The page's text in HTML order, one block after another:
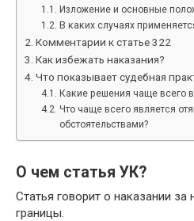
Изложение и основные
В каких случаях
Комментарии к статье 322
Как избежать наказания?
Что показывает судебная
Какие решения чаще всего
Что чаще всего является
обстоятельствами?
О чем статья УК?
Статья говорит о наказании за
границы.